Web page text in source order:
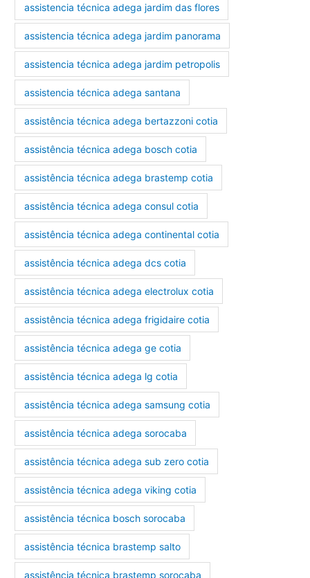
assistencia técnica adega jardim das flores
assistencia técnica adega jardim panorama
assistencia técnica adega jardim petropolis
assistencia técnica adega santana
assistência técnica adega bertazzoni cotia
assistência técnica adega bosch cotia
assistência técnica adega brastemp cotia
assistência técnica adega consul cotia
assistência técnica adega continental cotia
assistência técnica adega dcs cotia
assistência técnica adega electrolux cotia
assistência técnica adega frigidaire cotia
assistência técnica adega ge cotia
assistência técnica adega lg cotia
assistência técnica adega samsung cotia
assistência técnica adega sorocaba
assistência técnica adega sub zero cotia
assistência técnica adega viking cotia
assistência técnica bosch sorocaba
assistência técnica brastemp salto
assistência técnica brastemp sorocaba